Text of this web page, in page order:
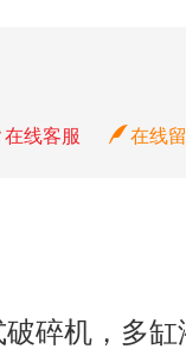
在线客服 在线
碎机，多